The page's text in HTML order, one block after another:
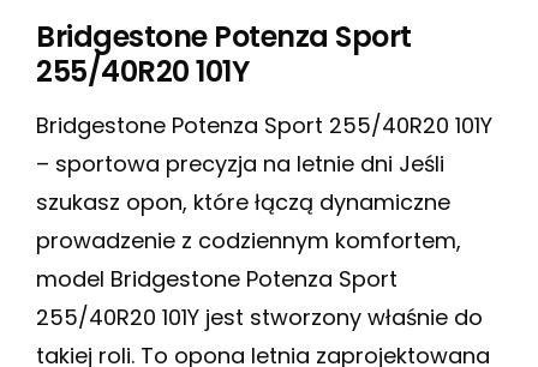
Bridgestone Potenza Sport
255/40R20 101Y
Bridgestone Potenza Sport 255/40R20 101Y
– sportowa precyzja na letnie dni Jeśli
szukasz opon, które łączą dynamiczne
prowadzenie z codziennym komfortem,
model Bridgestone Potenza Sport
255/40R20 101Y jest stworzony właśnie do
takiej roli. To opona letnia zaprojektowana